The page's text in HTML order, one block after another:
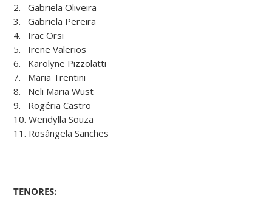
2. Gabriela Oliveira
3. Gabriela Pereira
4. Irac Orsi
5. Irene Valerios
6. Karolyne Pizzolatti
7. Maria Trentini
8. Neli Maria Wust
9. Rogéria Castro
10. Wendylla Souza
11. Rosângela Sanches
TENORES: